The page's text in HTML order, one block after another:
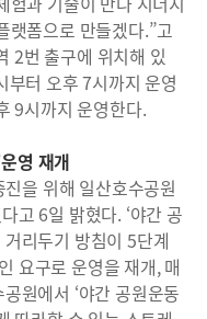
랫폼으로 만들겠다.”고
2번 출구에 위치해 있
부터 오후 7시까지 운영
9시까지 운영한다.
영 재개
을 위해 일산호수공원
고 6일 밝혔다. ‘야간 공
리두기 방침이 5단계
요구로 운영을 재개, 매
원에서 ‘야간 공원운동